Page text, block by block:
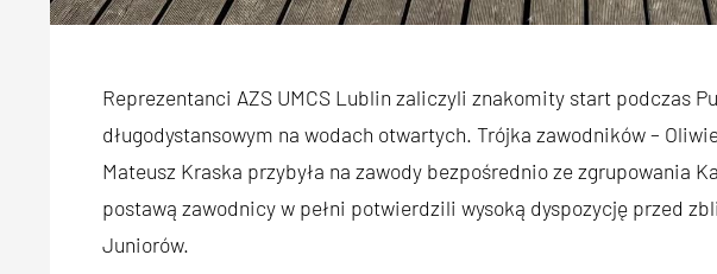
Reprezentanci AZS UMCS Lublin zaliczyli znakomity start podczas
długodystansowym na wodach otwartych. Trójka zawodników –
Mateusz Kraska przybyła na zawody bezpośrednio ze zgrupowania
postawą zawodnicy w pełni potwierdzili wysoką dyspozycję przed
Juniorów.